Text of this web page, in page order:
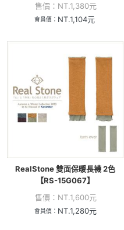
售價： NT.1,380元
會員價： NT.1,104元
RealStone 雙面保暖長襪 2色
【RS-15G067】
售價： NT.1,600元
會員價： NT.1,280元